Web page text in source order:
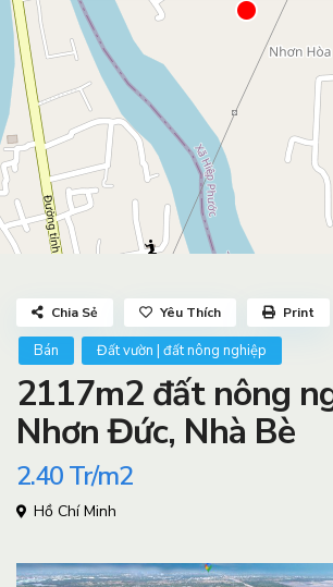
Bán Đất vườn | đất nông nghiệp
2117m2 đất nông
Nhơn Đức, Nhà Bè
2.40Tr/m2
Hồ Chí Minh
Chia Sẻ Yêu Thích Print